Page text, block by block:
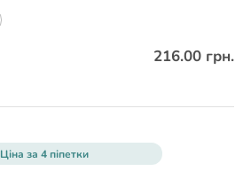
216.00 грн.
Ціна за 4 піпетки